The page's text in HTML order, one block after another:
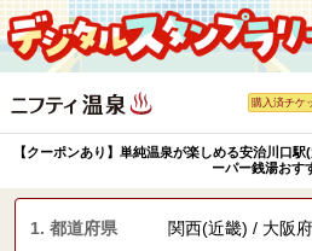
購入済チケ
【クーポンあり】単純温泉が楽しめる安治川口
ーパー銭湯おす
1. 都道府県 関西(近畿) / 大阪府